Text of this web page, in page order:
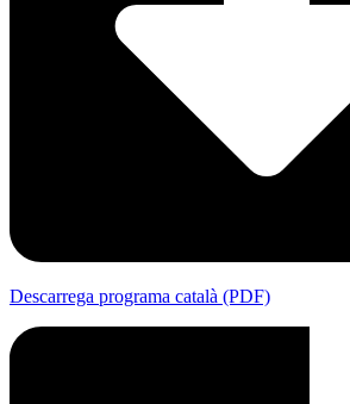
Descarrega programa català (PDF)